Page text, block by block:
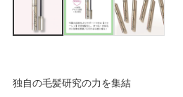
独自の毛髪研究の力を集結